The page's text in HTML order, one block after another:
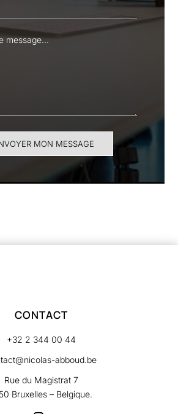
MON MESSAGE
CONTACT
+32 2 344 00 44
abboud.be
Rue du Magistrat 7
Bruxelles – Belgique.